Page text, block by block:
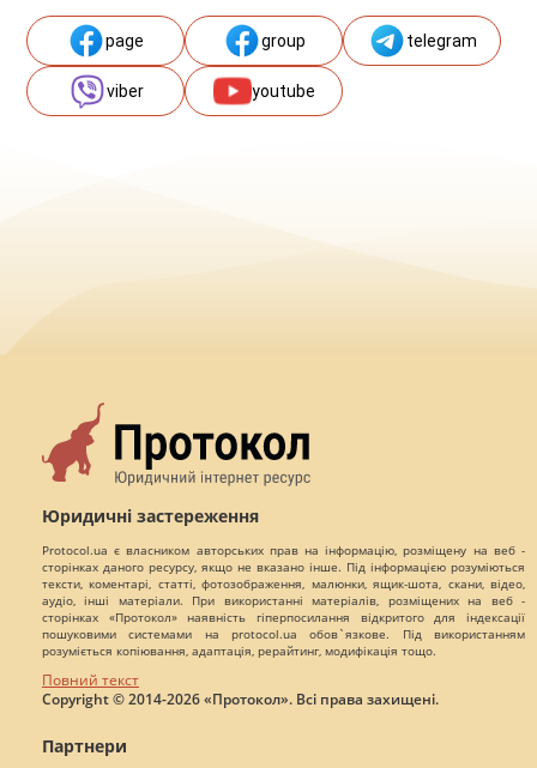
page group telegram
viber youtube
Юридичні застереження
Protocol.ua є власником авторських прав на інформацію, розміщену на веб -
сторінках даного ресурсу, якщо не вказано інше. Під інформацією розуміються
тексти, коментарі, статті, фотозображення, малюнки, ящик-шота, скани, відео,
аудіо, інші матеріали. При використанні матеріалів, розміщених на веб -
сторінках «Протокол» наявність гіперпосилання відкритого для індексації
пошуковими системами на protocol.ua обов`язкове. Під використанням
розуміється копіювання, адаптація, рерайтинг, модифікація тощо.
Повний текст
Copyright © 2014-2026 «Протокол». Всі права захищені.
Партнери